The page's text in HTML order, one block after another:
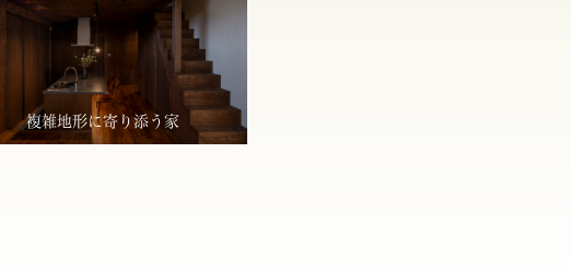
複雑地形に寄り添う家